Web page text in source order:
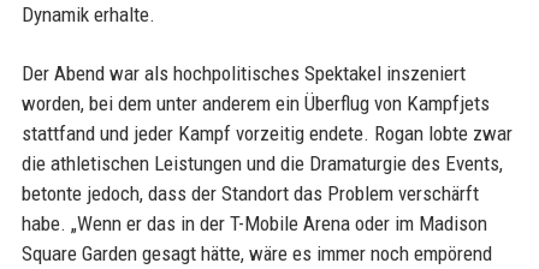
Dynamik erhalte.
Der Abend war als hochpolitisches Spektakel inszeniert
worden, bei dem unter anderem ein Überflug von Kampfjets
stattfand und jeder Kampf vorzeitig endete. Rogan lobte zwar
die athletischen Leistungen und die Dramaturgie des Events,
betonte jedoch, dass der Standort das Problem verschärft
habe. „Wenn er das in der T-Mobile Arena oder im Madison
Square Garden gesagt hätte, wäre es immer noch empörend